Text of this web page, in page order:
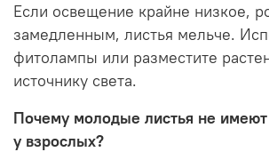
Если освещение крайне низкое,
замедленным, листья мельче.
фитолампы или разместите
источнику света.
Почему молодые листья не
у взрослых?